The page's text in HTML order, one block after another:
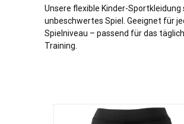
Unsere flexible Kinder-
unbeschwertes Spiel. Geeignet für
Spielniveau – passend für das
Training.